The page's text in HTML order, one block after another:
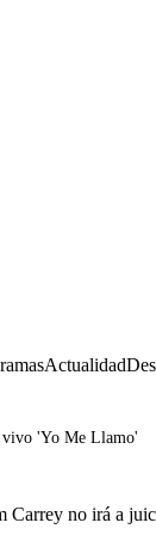
Actualidad
'Yo Me Llamo'
Carrey no irá a